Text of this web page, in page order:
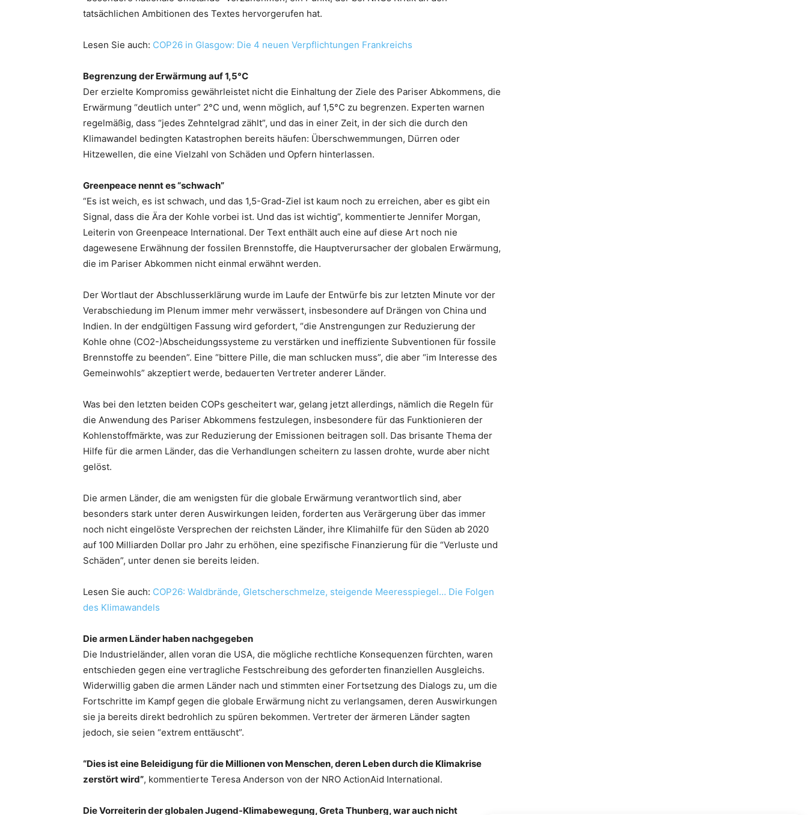
tatsächlichen Ambitionen des Textes hervorgerufen hat.
Lesen Sie auch: COP26 in Glasgow: Die 4 neuen Verpflichtungen Frankreichs
Begrenzung der Erwärmung auf 1,5°C
Der erzielte Kompromiss gewährleistet nicht die Einhaltung der Ziele des Pariser Abkommens, die
Erwärmung “deutlich unter” 2°C und, wenn möglich, auf 1,5°C zu begrenzen. Experten warnen
regelmäßig, dass “jedes Zehntelgrad zählt”, und das in einer Zeit, in der sich die durch den
Klimawandel bedingten Katastrophen bereits häufen: Überschwemmungen, Dürren oder
Hitzewellen, die eine Vielzahl von Schäden und Opfern hinterlassen.
Greenpeace nennt es “schwach”
“Es ist weich, es ist schwach, und das 1,5-Grad-Ziel ist kaum noch zu erreichen, aber es gibt ein
Signal, dass die Ära der Kohle vorbei ist. Und das ist wichtig”, kommentierte Jennifer Morgan,
Leiterin von Greenpeace International. Der Text enthält auch eine auf diese Art noch nie
dagewesene Erwähnung der fossilen Brennstoffe, die Hauptverursacher der globalen Erwärmung,
die im Pariser Abkommen nicht einmal erwähnt werden.
Der Wortlaut der Abschlusserklärung wurde im Laufe der Entwürfe bis zur letzten Minute vor der
Verabschiedung im Plenum immer mehr verwässert, insbesondere auf Drängen von China und
Indien. In der endgültigen Fassung wird gefordert, “die Anstrengungen zur Reduzierung der
Kohle ohne (CO2-)Abscheidungssysteme zu verstärken und ineffiziente Subventionen für fossile
Brennstoffe zu beenden”. Eine “bittere Pille, die man schlucken muss”, die aber “im Interesse des
Gemeinwohls” akzeptiert werde, bedauerten Vertreter anderer Länder.
Was bei den letzten beiden COPs gescheitert war, gelang jetzt allerdings, nämlich die Regeln für
die Anwendung des Pariser Abkommens festzulegen, insbesondere für das Funktionieren der
Kohlenstoffmärkte, was zur Reduzierung der Emissionen beitragen soll. Das brisante Thema der
Hilfe für die armen Länder, das die Verhandlungen scheitern zu lassen drohte, wurde aber nicht
gelöst.
Die armen Länder, die am wenigsten für die globale Erwärmung verantwortlich sind, aber
besonders stark unter deren Auswirkungen leiden, forderten aus Verärgerung über das immer
noch nicht eingelöste Versprechen der reichsten Länder, ihre Klimahilfe für den Süden ab 2020
auf 100 Milliarden Dollar pro Jahr zu erhöhen, eine spezifische Finanzierung für die “Verluste und
Schäden”, unter denen sie bereits leiden.
Lesen Sie auch: COP26: Waldbrände, Gletscherschmelze, steigende Meeresspiegel… Die Folgen
des Klimawandels
Die armen Länder haben nachgegeben
Die Industrieländer, allen voran die USA, die mögliche rechtliche Konsequenzen fürchten, waren
entschieden gegen eine vertragliche Festschreibung des geforderten finanziellen Ausgleichs.
Widerwillig gaben die armen Länder nach und stimmten einer Fortsetzung des Dialogs zu, um die
Fortschritte im Kampf gegen die globale Erwärmung nicht zu verlangsamen, deren Auswirkungen
sie ja bereits direkt bedrohlich zu spüren bekommen. Vertreter der ärmeren Länder sagten
jedoch, sie seien “extrem enttäuscht”.
“Dies ist eine Beleidigung für die Millionen von Menschen, deren Leben durch die Klimakrise
zerstört wird”, kommentierte Teresa Anderson von der NRO ActionAid International.
Die Vorreiterin der globalen Jugend-Klimabewegung, Greta Thunberg, war auch nicht